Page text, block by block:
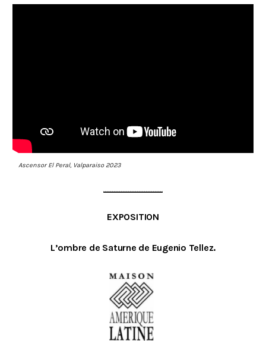
Ascensor El Peral, Valparaiso 2023
EXPOSITION
L’ombre de Saturne de Eugenio Tellez.